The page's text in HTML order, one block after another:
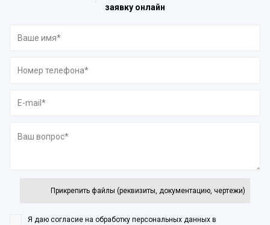
заявку онлайн
Прикрепить файлы (реквизиты, документацию, чертежи)
Я даю согласие на обработку персональных данных в